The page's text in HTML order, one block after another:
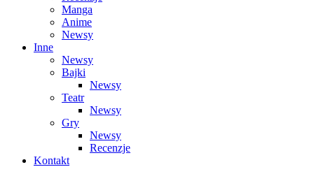
Manga
Anime
Newsy
Inne
Newsy
Bajki
Newsy
Teatr
Newsy
Gry
Newsy
Recenzje
Kontakt